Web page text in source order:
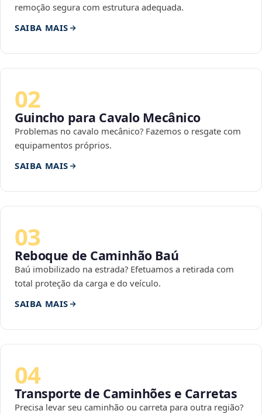
remoção segura com estrutura adequada.
SAIBA MAIS
02
Guincho para Cavalo Mecânico
Problemas no cavalo mecânico? Fazemos o resgate com
equipamentos próprios.
SAIBA MAIS
03
Reboque de Caminhão Baú
Baú imobilizado na estrada? Efetuamos a retirada com
total proteção da carga e do veículo.
SAIBA MAIS
04
Transporte de Caminhões e Carretas
Precisa levar seu caminhão ou carreta para outra região?